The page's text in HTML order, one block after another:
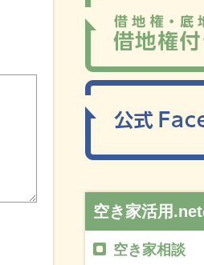
空き家活用
空き家相談